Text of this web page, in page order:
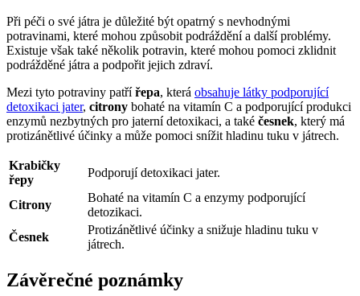
Při péči o své játra je důležité být opatrný s nevhodnými
potravinami, které mohou způsobit podráždění a další problémy.
Existuje však také několik potravin, které mohou pomoci zklidnit
podrážděné játra a podpořit jejich zdraví.
Mezi tyto potraviny patřířepa, která obsahuje látky podporující
detoxikaci jater, citrony bohaté na vitamín C a podporující produkci
enzymů nezbytných pro jaterní detoxikaci, a také česnek, který má
protizánětlivé účinky a může pomoci snížit hladinu tuku v játrech.
Krabičky
řepy
Podporují detoxikaci jater.
Citrony
Bohaté na vitamín C a enzymy podporující
detozikaci.
Česnek
Protizánětlivé účinky a snižuje hladinu tuku v
játrech.
Závěrečné poznámky